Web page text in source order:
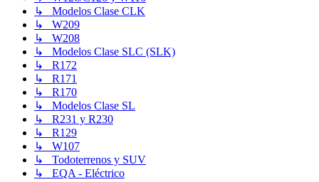
↳ Modelos Clase CLK
↳ W209
↳ W208
↳ Modelos Clase SLC (SLK)
↳ R172
↳ R171
↳ R170
↳ Modelos Clase SL
↳ R231 y R230
↳ R129
↳ W107
↳ Todoterrenos y SUV
↳ EQA - Eléctrico